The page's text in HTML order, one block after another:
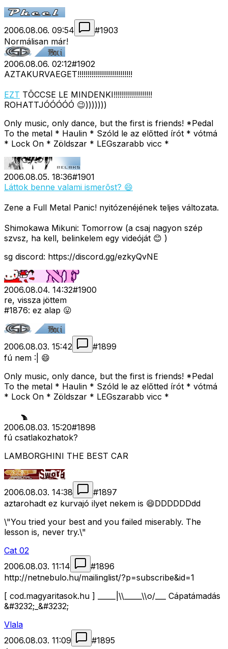
2006.08.06. 09:54 #1903
Normálisan már!
2006.08.06. 02:12#1902
AZTAKURVAEGET!!!!!!!!!!!!!!!!!!!!!!!!!!!
EZT TÕCCSE LE MINDENKI!!!!!!!!!!!!!!!!!!!
ROHATTJÓÓÓÓÓ 😉)))))))
Only music, only dance, but the first is friends! *Pedal
To the metal * Haulin * Szóld le az előtted írót * vótmá
* Lock On * Zöldszar * LEGszarabb vicc *
2006.08.05. 18:36#1901
Láttok benne valami ismerõst? 😄
Zene a Full Metal Panic! nyitózenéjének teljes változata.
Shimokawa Mikuni: Tomorrow (a csaj nagyon szép
szvsz, ha kell, belinkelem egy videóját 😊 )
sg discord: https://discord.gg/ezkyQvNE
2006.08.04. 14:32#1900
re, vissza jöttem
#1876: ez alap 😛
2006.08.03. 15:42 #1899
fú nem :| 😄
Only music, only dance, but the first is friends! *Pedal
To the metal * Haulin * Szóld le az előtted írót * vótmá
* Lock On * Zöldszar * LEGszarabb vicc *
2006.08.03. 15:20#1898
fú csatlakozhatok?
LAMBORGHINI THE BEST CAR
2006.08.03. 14:38 #1897
aztarohadt ez kurvajó ilyet nekem is 😄DDDDDDdd
\"You tried your best and you failed miserably. The
lesson is, never try.\"
Cat 02
2006.08.03. 11:14
#1896
http://netnebulo.hu/mailinglist/?p=subscribe&id=1
[ cod.magyaritasok.hu ] _____|\\_____\\o/___ Cápatámadás
&#3232;_&#3232;
Vlala
2006.08.03. 11:09
#1895